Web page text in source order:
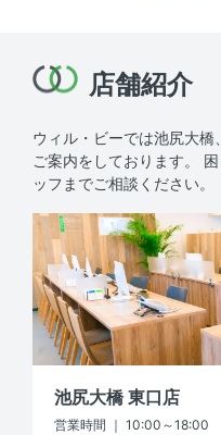
店舗紹介
ウィル・ビーでは池尻大橋
ご案内をしております。
ッフまでご相談ください。
池尻大橋 東口店
営業時間 ｜ 10:00～18:00